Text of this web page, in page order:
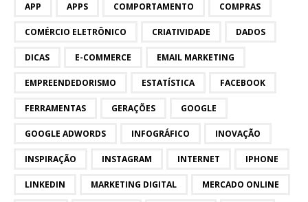
APP APPS COMPORTAMENTO COMPRAS
COMÉRCIO ELETRÔNICO CRIATIVIDADE DADOS
DICAS E-COMMERCE EMAIL MARKETING
EMPREENDEDORISMO ESTATÍSTICA FACEBOOK
FERRAMENTAS GERAÇÕES GOOGLE
GOOGLE ADWORDS INFOGRÁFICO INOVAÇÃO
INSPIRAÇÃO INSTAGRAM INTERNET IPHONE
LINKEDIN MARKETING DIGITAL MERCADO ONLINE